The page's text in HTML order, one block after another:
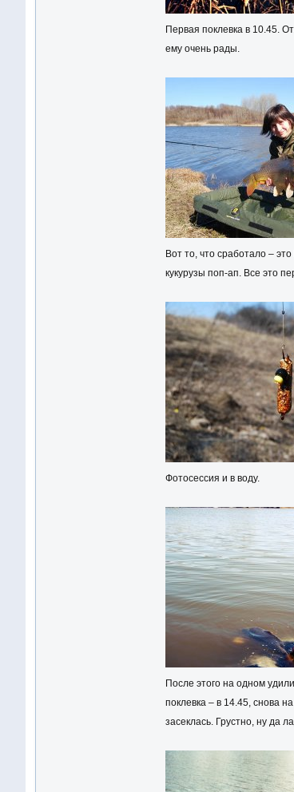
Первая поклевка в 10.45.
ему очень рады.
Вот то, что сработало –
кукурузы поп-ап. Все это
Фотосессия и в воду.
После этого на одном
поклевка – в 14.45, снова
засеклась. Грустно, ну да